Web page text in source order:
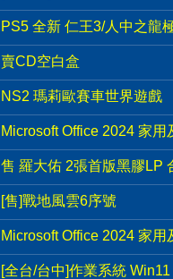
PS5 全新 仁王3/人中之龍
賣CD空白盒
NS2 瑪莉歐賽車世界遊戲
Microsoft Office 2024 家
售 羅大佑 2張首版黑膠LP
[售]戰地風雲6序號
Microsoft Office 2024 家用
[全台/台中]作業系統